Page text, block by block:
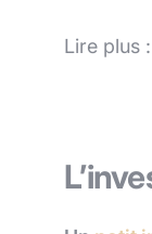
Lire plus :